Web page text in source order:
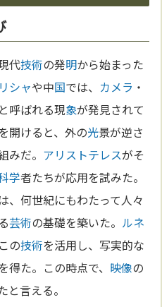
代技術の発明から始まった
シャや中国では、 カメラ ・
呼ばれる現象が発見されて
開けると、外の光景が逆さ
みだ。 アリストテレスがそ
学者たちが応用を試みた。
、何世紀にもわたって人々
芸術の基礎を築いた。 ルネ
の技術を活用し、写実的な
た。この時点で、 映像の
と言える。